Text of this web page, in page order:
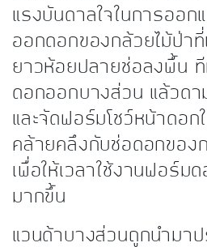
แรงบันดาลใจในการออก
ออกดอกของกล้วยไม้ป่าที่
ยาวห้อยปลายช่อลงพื้น ที
ดอกออกบางส่วน แล้วด
และจัดฟอร์มโชว์หน้าดอก
คล้ายคลึงกับช่อดอกของ
เพื่อให้เวลาใช้งานฟอร์ม
มากขึ้น
แวนด้าบางส่วนถูกนำมาป